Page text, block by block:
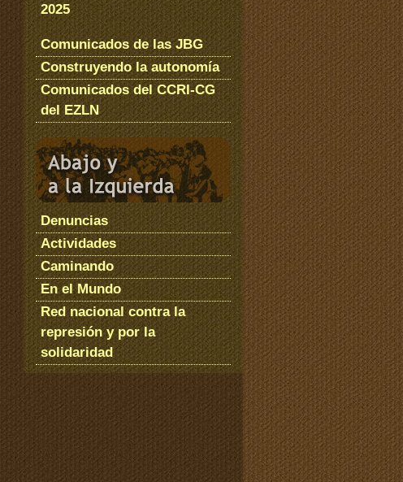
2025
Comunicados de las JBG
Construyendo la autonomía
Comunicados del CCRI-CG
del EZLN
Denuncias
Actividades
Caminando
En el Mundo
Red nacional contra la
represión y por la
solidaridad